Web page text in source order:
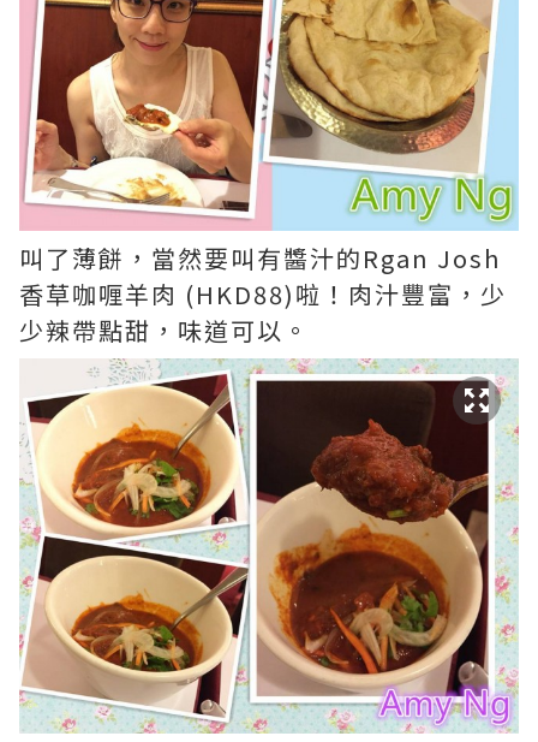
叫了薄餅，當然要叫有醬汁的Rgan Josh
香草咖喱羊肉 (HKD88)啦！肉汁豐富，少
少辣帶點甜，味道可以。